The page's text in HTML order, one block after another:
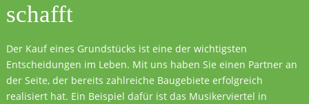
schafft
Der Kauf eines Grundstücks ist eine der wichtigsten
Entscheidungen im Leben. Mit uns haben Sie einen Partner an
der Seite, der bereits zahlreiche Baugebiete erfolgreich
realisiert hat. Ein Beispiel dafür ist das Musikerviertel in